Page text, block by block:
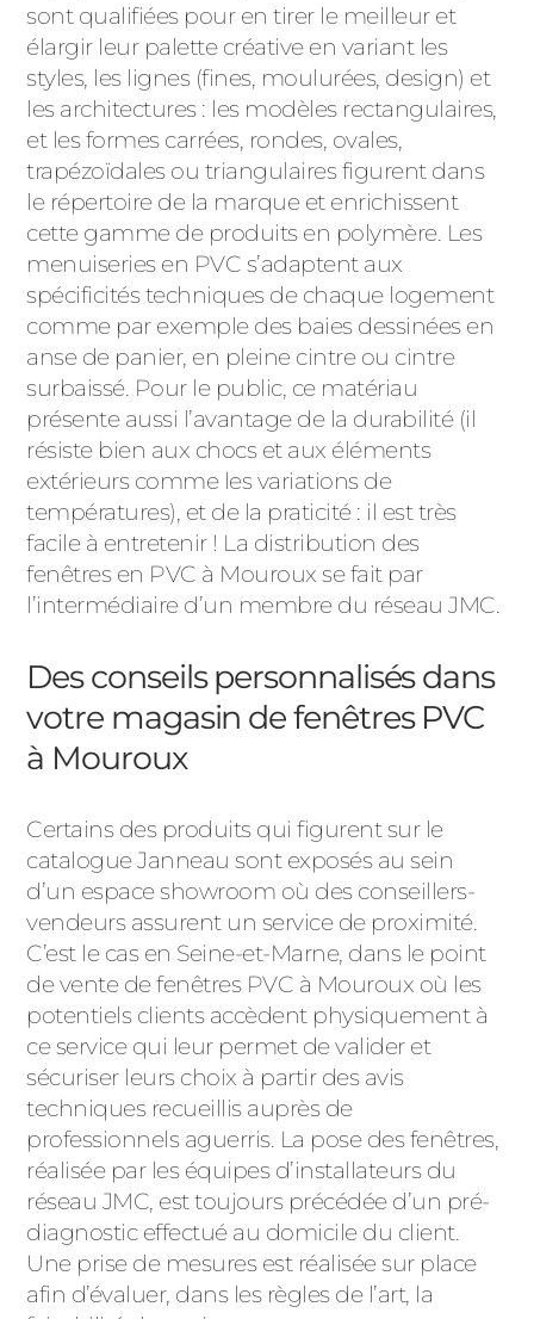
sont qualifiées pour en tirer le meilleur et
élargir leur palette créative en variant les
styles, les lignes (fines, moulurées, design) et
les architectures : les modèles rectangulaires,
et les formes carrées, rondes, ovales,
trapézoïdales ou triangulaires figurent dans
le répertoire de la marque et enrichissent
cette gamme de produits en polymère. Les
menuiseries en PVC s’adaptent aux
spécificités techniques de chaque logement
comme par exemple des baies dessinées en
anse de panier, en pleine cintre ou cintre
surbaissé. Pour le public, ce matériau
présente aussi l’avantage de la durabilité (il
résiste bien aux chocs et aux éléments
extérieurs comme les variations de
températures), et de la praticité : il est très
facile à entretenir ! La distribution des
fenêtres en PVC à Mouroux se fait par
l’intermédiaire d’un membre du réseau JMC.
Des conseils personnalisés dans
votre magasin de fenêtres PVC
à Mouroux
Certains des produits qui figurent sur le
catalogue Janneau sont exposés au sein
d’un espace showroom où des conseillers-
vendeurs assurent un service de proximité.
C’est le cas en Seine-et-Marne, dans le point
de vente de fenêtres PVC à Mouroux où les
potentiels clients accèdent physiquement à
ce service qui leur permet de valider et
sécuriser leurs choix à partir des avis
techniques recueillis auprès de
professionnels aguerris. La pose des fenêtres,
réalisée par les équipes d’installateurs du
réseau JMC, est toujours précédée d’un pré-
diagnostic effectué au domicile du client.
Une prise de mesures est réalisée sur place
afin d’évaluer, dans les règles de l’art, la